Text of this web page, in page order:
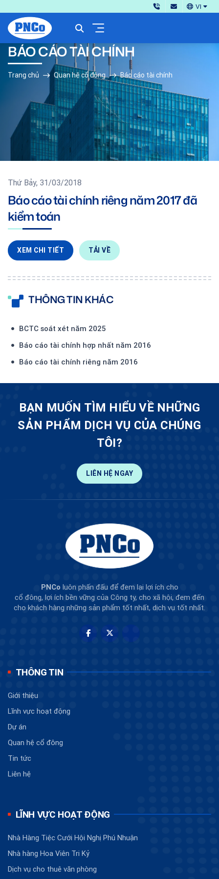
VI
BÁO CÁO TÀI CHÍNH
Trang chủ Quan hệ cổ đông Báo cáo tài chính
Thứ Bảy, 31/03/2018
Báo cáo tài chính riêng năm 2017 đã
kiểm toán
XEM CHI TIẾT TẢI VỀ
THÔNG TIN KHÁC
BCTC soát xét năm 2025
Báo cáo tài chính hợp nhất năm 2016
Báo cáo tài chính riêng năm 2016
BẠN MUỐN TÌM HIỂU VỀ NHỮNG
SẢN PHẨM DỊCH VỤ CỦA CHÚNG
TÔI?
LIÊN HỆ NGAY
PNCo luôn phấn đấu để đem lại lợi ích cho
cổ đông, lợi ích bền vững của Công ty, cho xã hội, đem đến
cho khách hàng những sản phẩm tốt nhất, dịch vụ tốt nhất.
THÔNG TIN
Giới thiệu
Lĩnh vực hoạt động
Dự án
Quan hệ cổ đông
Tin tức
Liên hệ
LĨNH VỰC HOẠT ĐỘNG
Nhà Hàng Tiệc Cưới Hội Nghị Phú Nhuận
Nhà hàng Hoa Viên Tri Kỷ
Dịch vụ cho thuê văn phòng